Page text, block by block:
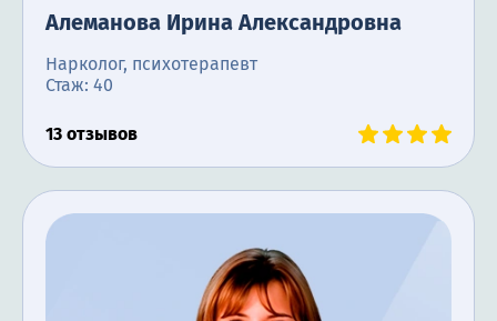
Алеманова Ирина Александровна
Нарколог, психотерапевт
Стаж: 40
13 отзывов